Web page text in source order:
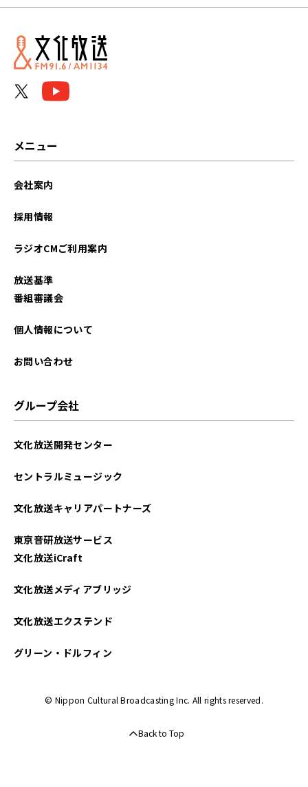
2026年05月
2026年01月
2021年10月
メニュー
会社案内
採用情報
ラジオCMご利用案内
放送基準
番組審議会
個人情報について
お問い合わせ
グループ会社
文化放送開発センター
セントラルミュージック
文化放送キャリアパートナーズ
東京音研放送サービス
文化放送iCraft
文化放送メディアブリッジ
文化放送エクステンド
グリーン・ドルフィン
© Nippon Cultural Broadcasting Inc. All rights reserved.
Back to Top